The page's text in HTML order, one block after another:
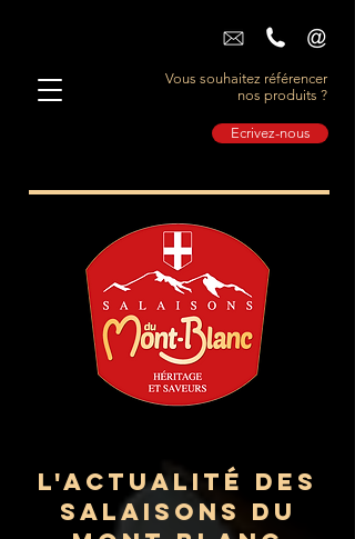
Vous souhaitez référencer
nos produits ?
Ecrivez-nous
L'actualité des
Salaisons du